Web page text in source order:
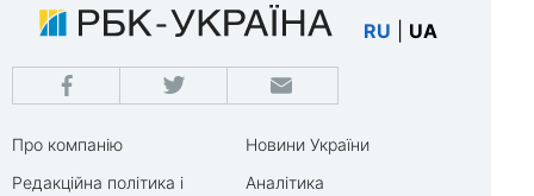
RU UA
Про компанію
Редакційна політика і
Новини України
Аналітика